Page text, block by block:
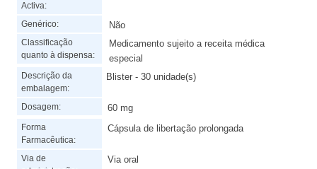
Activa:
Genérico: Não
Classificação
quanto à dispensa:
Medicamento sujeito a receita médica
especial
Descrição da
embalagem:
Blister - 30 unidade(s)
Dosagem: 60 mg
Forma
Farmacêutica:
Cápsula de libertação prolongada
Via de
Via oral